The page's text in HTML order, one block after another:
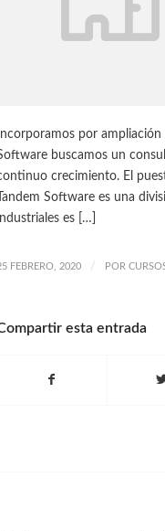
Incorporamos por
buscamos un
crecimiento. El
Tandem Software es una
es […]
FEBRERO, 2020 / POR
esta entrada